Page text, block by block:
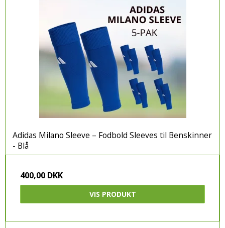
Adidas Milano Sleeve – Fodbold Sleeves til Benskinner
- Blå
400,00 DKK
VIS PRODUKT